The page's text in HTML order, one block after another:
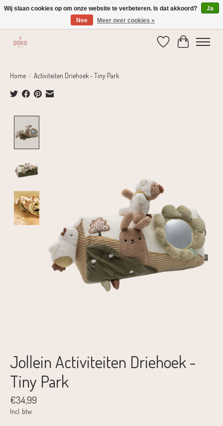
Verzending 1-2 dagen | Gratis verzending vanaf € 75,-
Verlanglijst
Home / Activiteiten Driehoek - Tiny Park
Jollein Activiteiten Driehoek -
Tiny Park
€34,99
Incl. btw
Wij slaan cookies op om onze website te verbeteren. Is dat akkoord?
Ja
Nee
Meer over cookies »